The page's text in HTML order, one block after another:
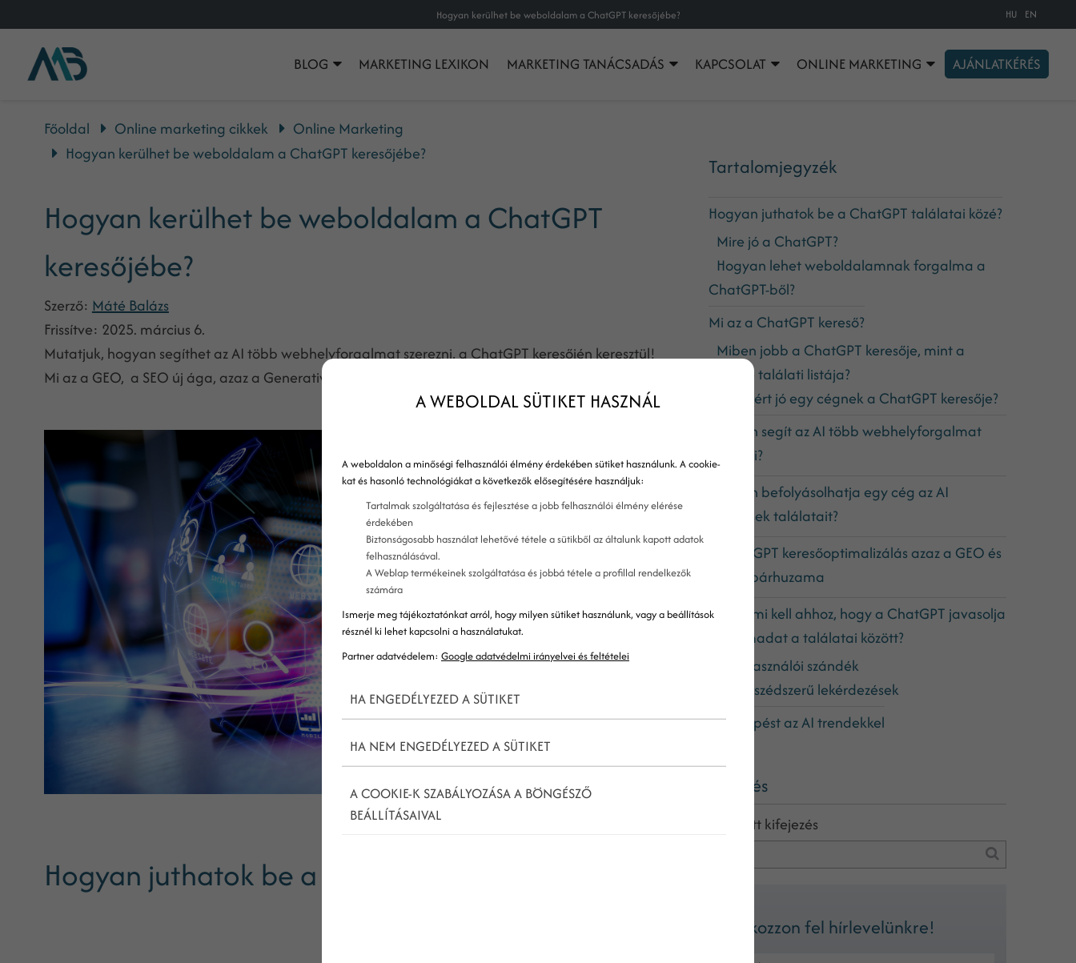
Hogyan kerülhet be weboldalam a ChatGPT keresőjébe? HU EN
BLOG MARKETING LEXIKON MARKETING TANÁCSADÁS KAPCSOLAT ONLINE MARKETING AJÁNLATKÉRÉS
Főoldal Online marketing cikkek
Online Marketing
Hogyan kerülhet be weboldalam a ChatGPT keresőjébe?
Hogyan kerülhet be weboldalam a ChatGPT
keresőjébe?
Szerző: Máté Balázs
Frissítve: 2025. március 6.
Mutatjuk, hogyan segíthet az AI több webhelyforgalmat szerezni, a ChatGPT keresőjén keresztül!
Mi az a GEO, a SEO új ága, azaz a Generative Engine Optimization?
Hogyan juthatok be a ChatGPT találatai közé?
Tartalomjegyzék
Hogyan juthatok be a ChatGPT találatai közé?
Mire jó a ChatGPT?
Hogyan lehet weboldalamnak forgalma a
ChatGPT-ből?
Mi az a ChatGPT kereső?
Miben jobb a ChatGPT keresője, mint a
Google találati listája?
De miért jó egy cégnek a ChatGPT keresője?
Hogyan segít az AI több webhelyforgalmat
szerezni?
Hogyan befolyásolhatja egy cég az AI
keresések találatait?
A ChatGPT keresőoptimalizálás azaz a GEO és
a SEO párhuzama
Szóval mi kell ahhoz, hogy a ChatGPT javasolja
tartalmadat a találatai között?
A felhasználói szándék
Párbeszédszerű lekérdezések
Tarts lépést az AI trendekkel
Keresés
Keresett kifejezés
Iratkozzon fel hírlevelünkre!
A WEBOLDAL SÜTIKET HASZNÁL
A weboldalon a minőségi felhasználói élmény érdekében sütiket használunk. A cookie-
kat és hasonló technológiákat a következők elősegítésére használjuk:
Tartalmak szolgáltatása és fejlesztése a jobb felhasználói élmény elérése
érdekében
Biztonságosabb használat lehetővé tétele a sütikből az általunk kapott adatok
felhasználásával.
A Weblap termékeinek szolgáltatása és jobbá tétele a profillal rendelkezők
számára
Ismerje meg tájékoztatónkat arról, hogy milyen sütiket használunk, vagy a beállítások
résznél ki lehet kapcsolni a használatukat.
Partner adatvédelem: Google adatvédelmi irányelvei és feltételei
HA ENGEDÉLYEZED A SÜTIKET
HA NEM ENGEDÉLYEZED A SÜTIKET
A COOKIE-K SZABÁLYOZÁSA A BÖNGÉSZŐ
BEÁLLÍTÁSAIVAL